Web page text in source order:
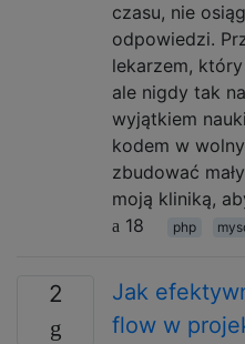
czasu, nie
odpowiedzi.
lekarzem,
ale nigdy tak
wyjątkiem
kodem w
zbudować
moją kliniką,
18
php
2
Jak
flow w